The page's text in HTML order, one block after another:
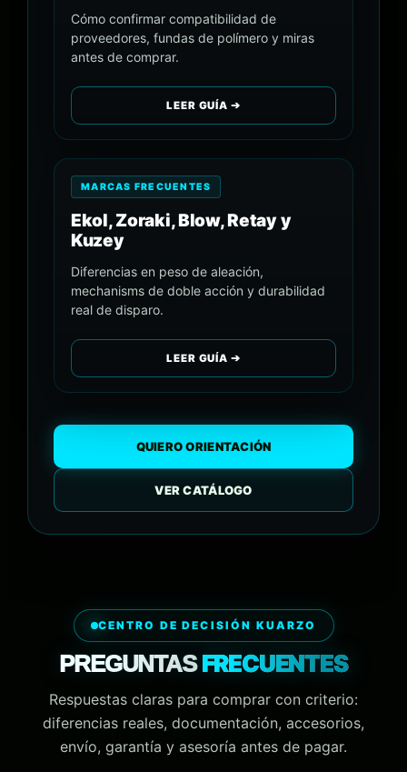
Cómo confirmar compatibilidad de
proveedores, fundas de polímero y miras
antes de comprar.
LEER GUÍA ➔
MARCAS FRECUENTES
Ekol, Zoraki, Blow, Retay y
Kuzey
Diferencias en peso de aleación,
mechanisms de doble acción y durabilidad
real de disparo.
LEER GUÍA ➔
QUIERO ORIENTACIÓN
VER CATÁLOGO
CENTRO DE DECISIÓN KUARZO
PREGUNTASFRECUENTES
Respuestas claras para comprar con criterio:
diferencias reales, documentación, accesorios,
envío, garantía y asesoría antes de pagar.